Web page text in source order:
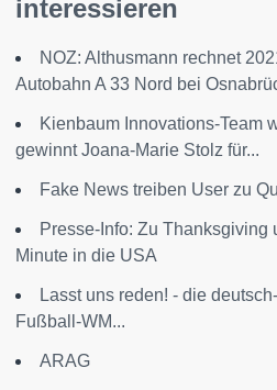
interessieren
NOZ: Althusmann rechnet
Autobahn A 33 Nord bei
Kienbaum Innovations-Team
gewinnt Joana-Marie Stolz für...
Fake News treiben User zu
Presse-Info: Zu Thanksgiving
Minute in die USA
Lasst uns reden! - die
Fußball-WM...
ARAG